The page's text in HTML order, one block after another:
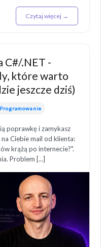
Czytaj więcej →
C#/.NET -
które warto
jeszcze dziś)
Programowanie
poprawkę i zamykasz
Ciebie mail od klienta:
krążą po internecie?".
Problem [...]